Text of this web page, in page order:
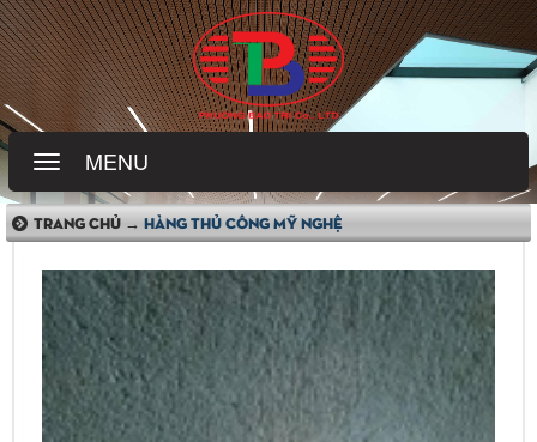
MENU
TRANG CHỦ → HÀNG THỦ CÔNG MỸ NGHỆ